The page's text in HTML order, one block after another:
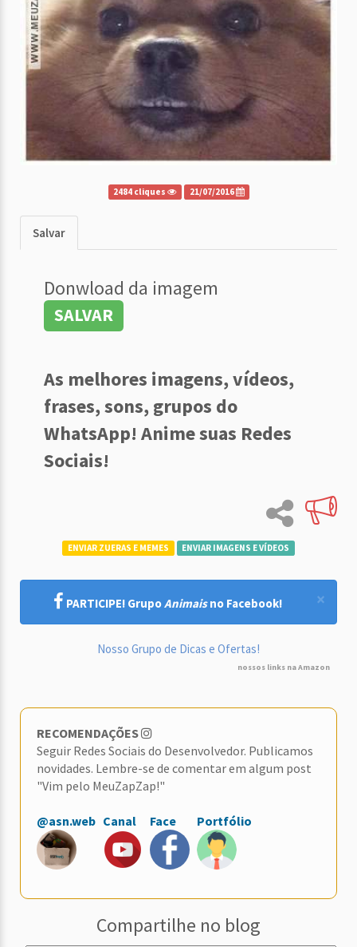
2484 cliques 21/07/2016
Salvar
Donwload da imagem
SALVAR
As melhores imagens, vídeos,
frases, sons, grupos do
WhatsApp! Anime suas Redes
Sociais!
ENVIAR ZUERAS E MEMES ENVIAR IMAGENS E VÍDEOS
×
PARTICIPE! GrupoAnimaisno Facebook!
Nosso Grupo de Dicas e Ofertas!
nossos links na Amazon
RECOMENDAÇÕES
Seguir Redes Sociais do Desenvolvedor. Publicamos
novidades. Lembre-se de comentar em algum post
"Vim pelo MeuZapZap!"
@asn.web Canal Face Portfólio
Compartilhe no blog